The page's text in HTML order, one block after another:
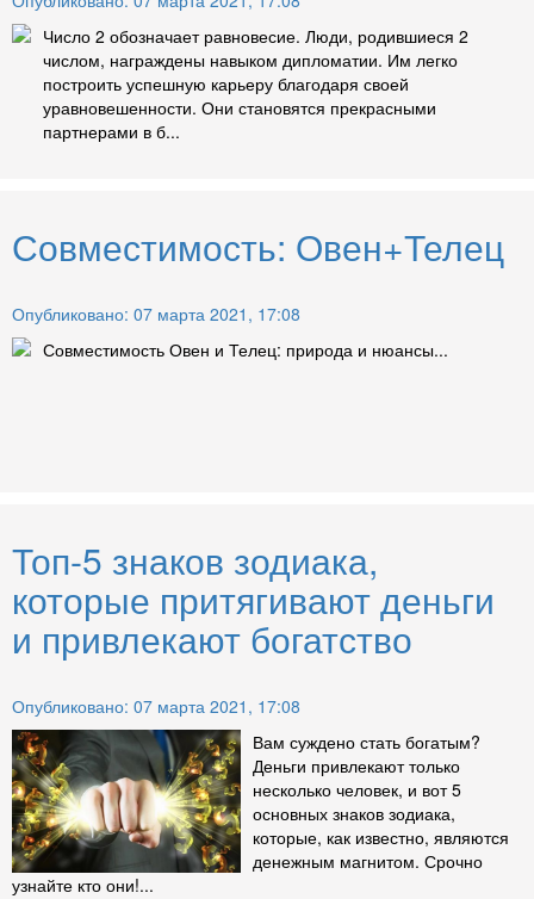
Число 2 обозначает равновесие. Люди, родившиеся 2
числом, награждены навыком дипломатии. Им легко
построить успешную карьеру благодаря своей
уравновешенности. Они становятся прекрасными
партнерами в б...
Совместимость: Овен+Телец
Опубликовано: 07 марта 2021, 17:08
Совместимость Овен и Телец: природа и нюансы...
Топ-5 знаков зодиака,
которые притягивают деньги
и привлекают богатство
Опубликовано: 07 марта 2021, 17:08
Вам суждено стать богатым?
Деньги привлекают только
несколько человек, и вот 5
основных знаков зодиака,
которые, как известно, являются
денежным магнитом. Срочно
узнайте кто они!...